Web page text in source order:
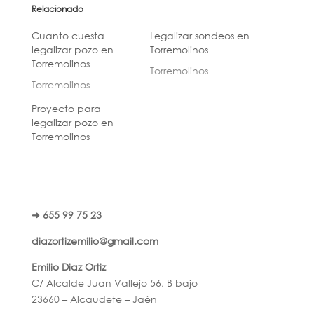
Relacionado
Cuanto cuesta
legalizar pozo en
Torremolinos
Torremolinos
Legalizar sondeos en
Torremolinos
Torremolinos
Proyecto para
legalizar pozo en
Torremolinos
➜ 655 99 75 23
diazortizemilio@gmail.com
Emilio Diaz Ortiz
C/ Alcalde Juan Vallejo 56, B bajo
23660 – Alcaudete – Jaén